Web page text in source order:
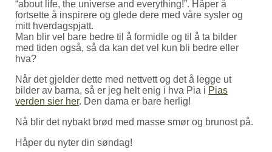
“about life, the universe and everything!”. Håper å
fortsette å inspirere og glede dere med våre sysler og
mitt hverdagspjatt.
Man blir vel bare bedre til å formidle og til å ta bilder
med tiden også, så da kan det vel kun bli bedre eller
hva?
Når det gjelder dette med nettvett og det å legge ut
bilder av barna, så er jeg helt enig i hva Pia i Pias
verden sier her. Den dama er bare herlig!
Nå blir det nybakt brød med masse smør og brunost på.
Håper du nyter din søndag!